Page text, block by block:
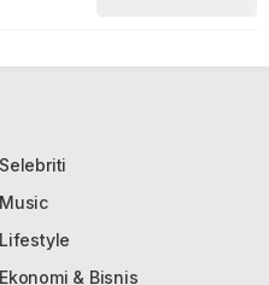
Selebriti
Music
Lifestyle
Ekonomi & Bisnis